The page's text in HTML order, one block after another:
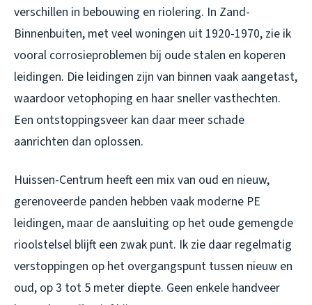
verschillen in bebouwing en riolering. In Zand-
Binnenbuiten, met veel woningen uit 1920-1970, zie ik
vooral corrosieproblemen bij oude stalen en koperen
leidingen. Die leidingen zijn van binnen vaak aangetast,
waardoor vetophoping en haar sneller vasthechten.
Een ontstoppingsveer kan daar meer schade
aanrichten dan oplossen.
Huissen-Centrum heeft een mix van oud en nieuw,
gerenoveerde panden hebben vaak moderne PE
leidingen, maar de aansluiting op het oude gemengde
rioolstelsel blijft een zwak punt. Ik zie daar regelmatig
verstoppingen op het overgangspunt tussen nieuw en
oud, op 3 tot 5 meter diepte. Geen enkele handveer